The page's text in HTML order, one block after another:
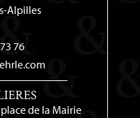
Alpilles
76
de la Mairie